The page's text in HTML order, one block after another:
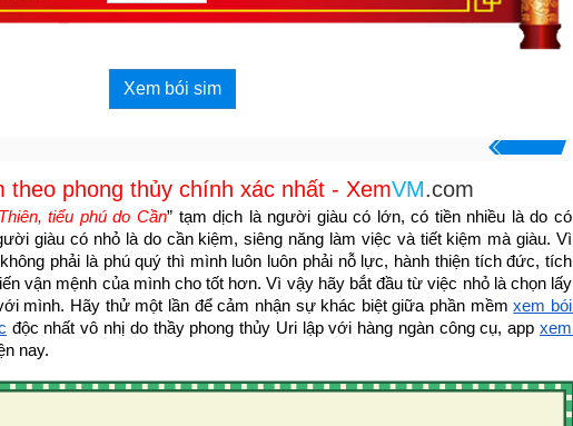
Xem bói sim
theo phong thủy chính xác nhất - XemVM.com
tiểu phú do Cần” tạm dịch là người giàu có lớn, có tiền nhiều là do có
giàu có nhỏ là do cần kiệm, siêng năng làm việc và tiết kiệm mà giàu. Vì
phải là phú quý thì mình luôn luôn phải nỗ lực, hành thiện tích đức, tích
vận mệnh của mình cho tốt hơn. Vì vậy hãy bắt đầu từ việc nhỏ là chọn lấy
mình. Hãy thử một lần để cảm nhận sự khác biệt giữa phần mềm xem bói
độc nhất vô nhị do thầy phong thủy Uri lập với hàng ngàn công cụ, app xem
nay.